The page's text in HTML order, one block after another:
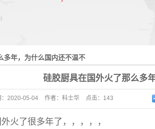
多年，为什么国内还不温不
硅胶厨具在国外火了那么多
2020-05-04 作者： 科士华 点击： 143
火了很多年了，，，，，